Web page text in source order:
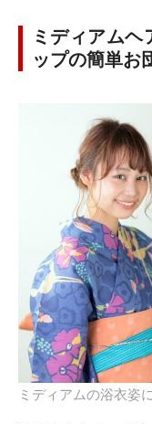
ミディアムヘ
ップの簡単お
ミディアムの浴衣姿